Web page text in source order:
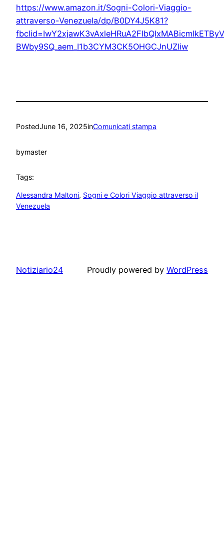
https://www.amazon.it/Sogni-Colori-Viaggio-
attraverso-Venezuela/dp/B0DY4J5K81?
BWby9SQ_aem_I1b3CYM3CK5OHGCJnUZliw
PostedJune 16, 2025inComunicati stampa
bymaster
Tags:
Alessandra Maltoni, Sogni e Colori Viaggio attraverso il
Venezuela
Notiziario24 Proudly powered by WordPress